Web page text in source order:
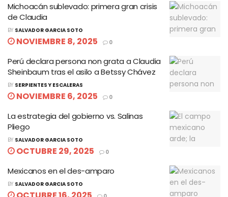
Michoacán sublevado: primera gran crisis
de Claudia
BY SALVADOR GARCIA SOTO
NOVIEMBRE 8, 2025 0
Perú declara persona non grata a Claudia
Sheinbaum tras el asilo a Betssy Chávez
BY SERPIENTES Y ESCALERAS
NOVIEMBRE 6, 2025 0
La estrategia del gobierno vs. Salinas
Pliego
BY SALVADOR GARCIA SOTO
OCTUBRE 29, 2025 0
Mexicanos en el des-amparo
BY SALVADOR GARCIA SOTO